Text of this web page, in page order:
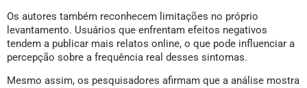
Os autores também reconhecem limitações no próprio
levantamento. Usuários que enfrentam efeitos negativos
tendem a publicar mais relatos online, o que pode influenciar a
percepção sobre a frequência real desses sintomas.
Mesmo assim, os pesquisadores afirmam que a análise mostra